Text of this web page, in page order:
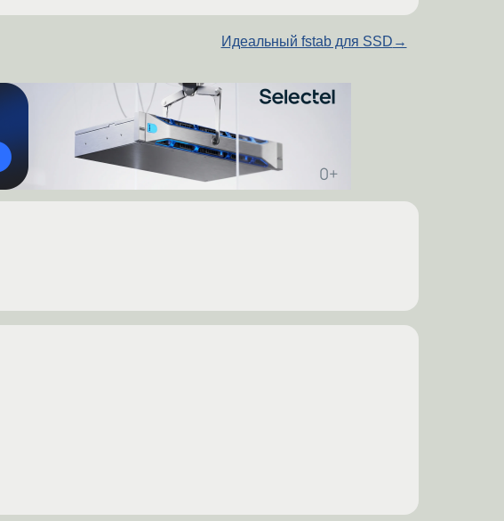
Идеальный fstab для SSD →